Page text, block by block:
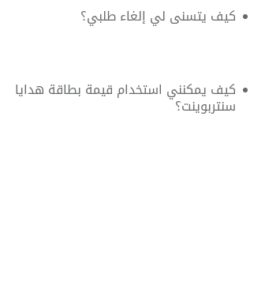
كيف يتسنى لي إلغاء طلبي؟
كيف يمكنني استخدام قيمة بطاقة هدايا
سنتربوينت؟